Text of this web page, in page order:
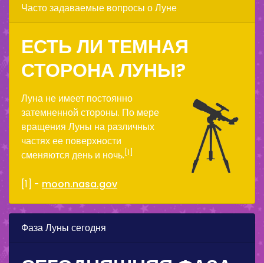
Часто задаваемые вопросы о Луне
ЕСТЬ ЛИ ТЕМНАЯ
СТОРОНА ЛУНЫ?
Луна не имеет постоянно
затемненной стороны. По мере
вращения Луны на различных
частях ее поверхности
сменяются день и ночь. [1]
[1] - moon.nasa.gov
Фаза Луны сегодня